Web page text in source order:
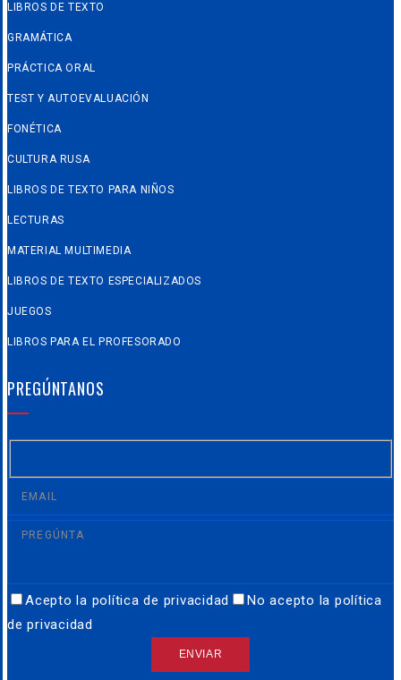
LIBROS DE TEXTO
GRAMÁTICA
PRÁCTICA ORAL
TEST Y AUTOEVALUACIÓN
FONÉTICA
CULTURA RUSA
LIBROS DE TEXTO PARA NIÑOS
LECTURAS
MATERIAL MULTIMEDIA
LIBROS DE TEXTO ESPECIALIZADOS
JUEGOS
LIBROS PARA EL PROFESORADO
PREGÚNTANOS
Acepto la política de privacidad
No acepto la política
de privacidad